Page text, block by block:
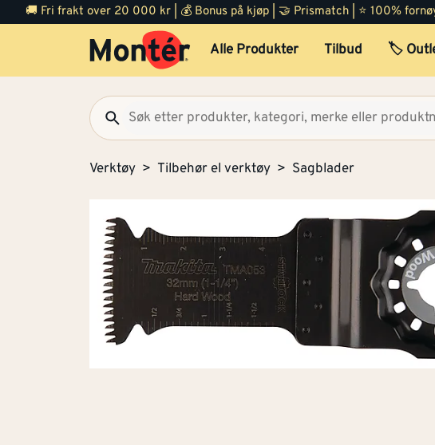
🚚 Fri frakt over 20 000 kr | 💰 Bonus på kjøp | 🤝 Prismatch | ⭐ 100%
Alle Produkter Tilbud 🏷️
Verktøy Tilbehør el verktøy Sagblader